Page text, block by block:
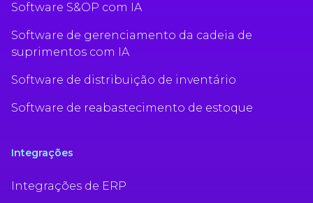
Software S&OP com IA
Software de gerenciamento da cadeia de
suprimentos com IA
Software de distribuição de inventário
Software de reabastecimento de estoque
Integrações
Integrações de ERP